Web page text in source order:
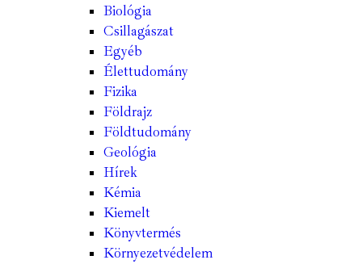
Biológia
Csillagászat
Egyéb
Élettudomány
Fizika
Földrajz
Földtudomány
Geológia
Hírek
Kémia
Kiemelt
Könyvtermés
Környezetvédelem